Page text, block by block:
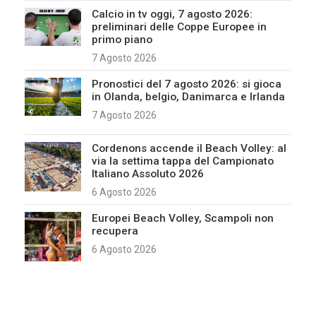
Calcio in tv oggi, 7 agosto 2026:
preliminari delle Coppe Europee in
primo piano
7 Agosto 2026
Pronostici del 7 agosto 2026: si gioca
in Olanda, belgio, Danimarca e Irlanda
7 Agosto 2026
Cordenons accende il Beach Volley: al
via la settima tappa del Campionato
Italiano Assoluto 2026
6 Agosto 2026
Europei Beach Volley, Scampoli non
recupera
6 Agosto 2026